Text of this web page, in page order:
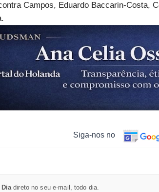
Campos, Eduardo Baccarin-Costa,
Siga-nos no
direto no seu e-mail, todo dia.